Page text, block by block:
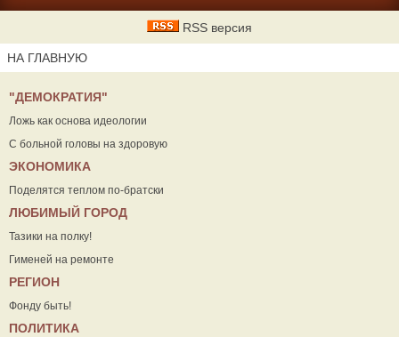
RSS версия
НА ГЛАВНУЮ
"ДЕМОКРАТИЯ"
Ложь как основа идеологии
С больной головы на здоровую
ЭКОНОМИКА
Поделятся теплом по-братски
ЛЮБИМЫЙ ГОРОД
Тазики на полку!
Гименей на ремонте
РЕГИОН
Фонду быть!
ПОЛИТИКА